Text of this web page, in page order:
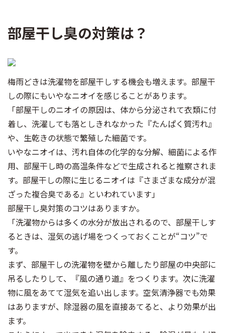
部屋干し臭の対策は？
梅雨どきは洗濯物を部屋干しする機会も増えます。部屋干
しの際にもいやなニオイを感じることがあります。
「部屋干しのニオイの原因は、体から分泌されて衣類に付
着し、洗濯しても落としきれなかった『たんぱく質汚れ』
や、生乾きの状態で繁殖した細菌です。
いやなニオイは、汚れ自体の化学的な分解、細菌による作
用、部屋干し時の高温条件などで生成されると推察されま
す。部屋干しの際に生じるニオイは『さまざまな成分が混
ざった複合臭である』といわれています」
部屋干し臭対策のコツはありますか。
「洗濯物からは多くの水分が放出されるので、部屋干しす
るときは、湿気の逃げ場をつくっておくことが“コツ”で
す。
まず、部屋干しの洗濯物を壁から離したり部屋の中央部に
吊るしたりして、『風の通り道』をつくります。次に洗濯
物に風をあてて湿気を追い出します。空気清浄器でも効果
はありますが、除湿器の風を直接あてると、より効果が出
ます。